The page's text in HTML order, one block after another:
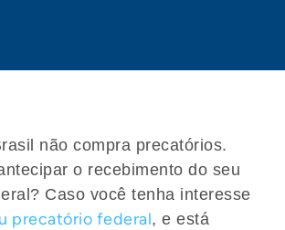
não compra precatórios.
o recebimento do seu
? Caso você tenha interesse
precatório federal, e está